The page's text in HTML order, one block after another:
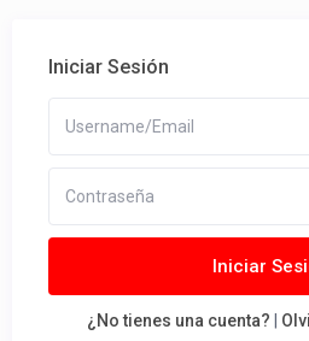
Iniciar Sesión
Iniciar
¿No tienes una cuenta?